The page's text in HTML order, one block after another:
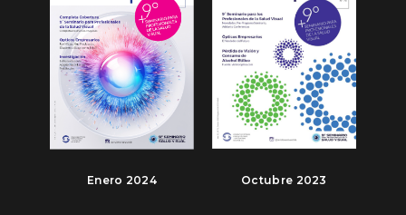
Enero 2024 Octubre 2023